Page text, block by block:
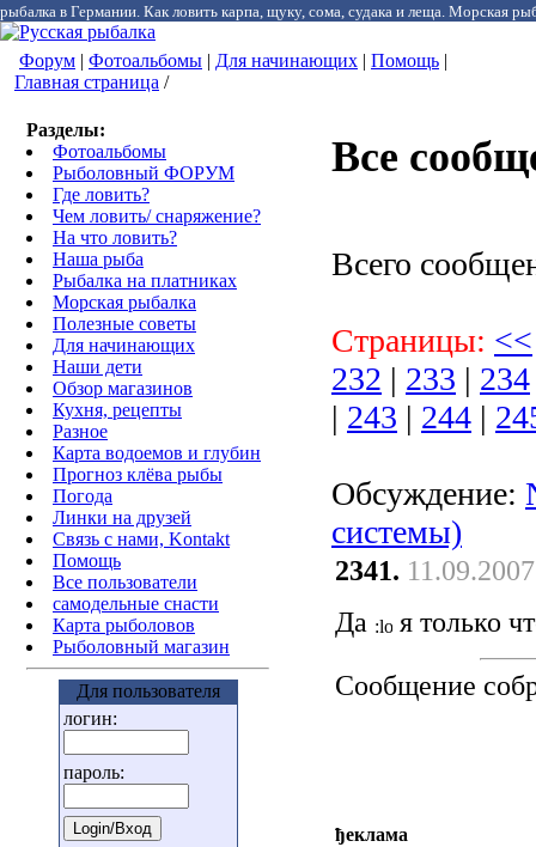
рыбалка в Германии. Как ловить карпа, щуку, сома, судака и леща. Морская
Форум | Фотоальбомы | Для начинающих | Помощь |
Главная страница /
Разделы:
Фотоальбомы
Рыболовный ФОРУМ
Где ловить?
Чем ловить/ снаряжение?
На что ловить?
Наша рыба
Рыбалка на платниках
Морская рыбалка
Полезные советы
Для начинающих
Наши дети
Обзор магазинов
Кухня, рецепты
Разное
Карта водоемов и глубин
Прогноз клёва рыбы
Погода
Линки на друзей
Связь с нами, Kontakt
Помощь
Все пользователи
самодельные снасти
Карта рыболовов
Рыболовный магазин
Для пользователя
логин:
пароль:
Все
Всего
Страницы: <<
232 | 233 | 234
| 243 | 244 |
Обсуждение:
системы)
2341.
Да
я только
Сообщение
ђеклама